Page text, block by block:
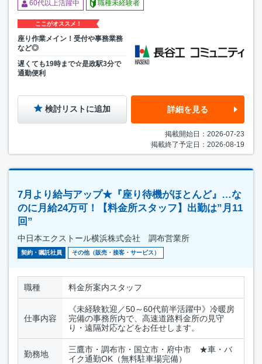
60代以上活躍中 職種未経験者
ここがオススメ！
座り作業メイン！受付や事務業務
など◎
遅くても19時まで☆是政駅3分で
通勤便利
検討リストに追加 詳細を見る
掲載開始日：2026-07-23
掲載終了予定日：2026-08-19
7月より給与アップ★『座り待機がほとんど』…な
のに月給24万可！【料金所スタッフ】出勤は”月11
回”
中日本エクストール横浜株式会社 調布営業所
契約・嘱託社員 その他（販売・接客・サービス）
職種 料金所案内スタッフ
仕事内容
《未経験歓迎／50～60代前半活躍中》冷暖房
完備の事務所内で、高速道路料金所の見守
り・遠隔対応などをお任せします。
勤務地
三鷹市・調布市・国立市・府中市 ★車・バ
イク通勤OK（無料駐車場完備）